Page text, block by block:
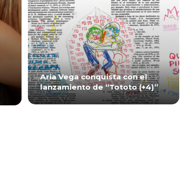
Aria Vega conquista con el
lanzamiento de “Tototo (+4)”